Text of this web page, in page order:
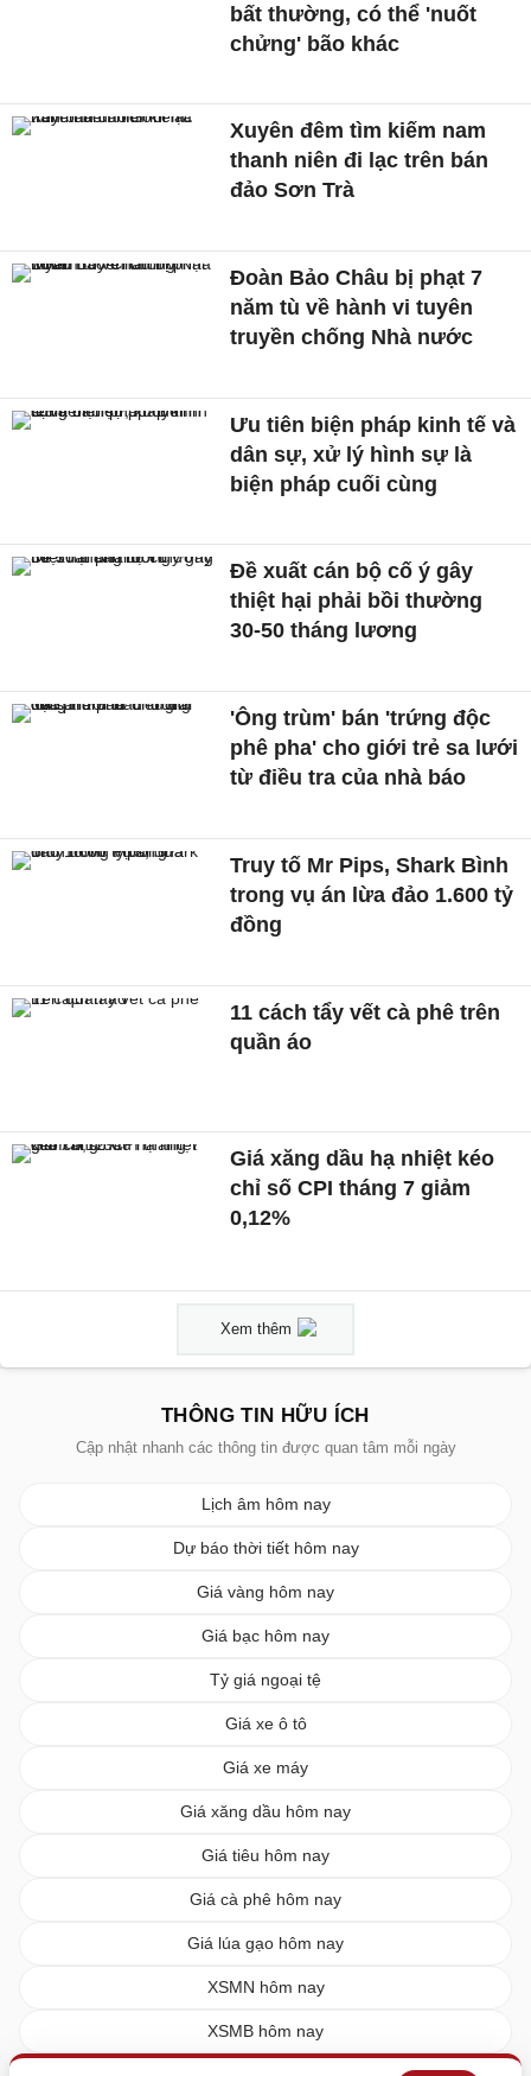
bất thường, có thể 'nuốt
chửng' bão khác
Xuyên đêm tìm kiếm nam
thanh niên đi lạc trên bán
đảo Sơn Trà
Đoàn Bảo Châu bị phạt 7
năm tù về hành vi tuyên
truyền chống Nhà nước
Ưu tiên biện pháp kinh tế và
dân sự, xử lý hình sự là
biện pháp cuối cùng
Đề xuất cán bộ cố ý gây
thiệt hại phải bồi thường
30-50 tháng lương
'Ông trùm' bán 'trứng độc
phê pha' cho giới trẻ sa lưới
từ điều tra của nhà báo
Truy tố Mr Pips, Shark Bình
trong vụ án lừa đảo 1.600 tỷ
đồng
11 cách tẩy vết cà phê trên
quần áo
Giá xăng dầu hạ nhiệt kéo
chỉ số CPI tháng 7 giảm
0,12%
Xem thêm
THÔNG TIN HỮU ÍCH
Cập nhật nhanh các thông tin được quan tâm mỗi ngày
Lịch âm hôm nay
Dự báo thời tiết hôm nay
Giá vàng hôm nay
Giá bạc hôm nay
Tỷ giá ngoại tệ
Giá xe ô tô
Giá xe máy
Giá xăng dầu hôm nay
Giá tiêu hôm nay
Giá cà phê hôm nay
Giá lúa gạo hôm nay
XSMN hôm nay
XSMB hôm nay